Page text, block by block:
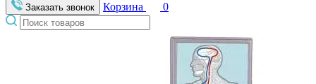
Заказать звонок Корзина 0